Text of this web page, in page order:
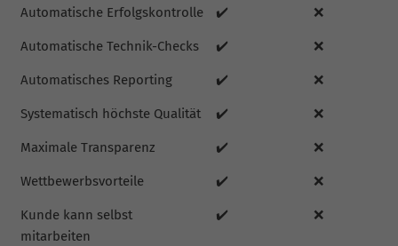
Automatische Erfolgskontrolle ✔️ ❌
Automatische Technik-Checks ✔️ ❌
Automatisches Reporting ✔️ ❌
Systematisch höchste Qualität ✔️ ❌
Maximale Transparenz ✔️ ❌
Wettbewerbsvorteile ✔️ ❌
Kunde kann selbst
mitarbeiten
✔️ ❌
Profi-SEO startet bei uns
Backlinks, Beratung und